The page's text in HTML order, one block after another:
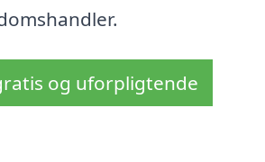
og uforpligtende